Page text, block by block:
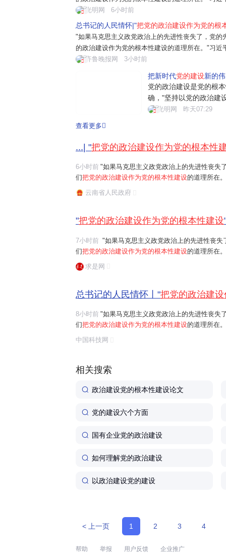
是保证全党服从中央，坚持党中央权威和集中统一
近平总书记曾讲过一个长征故事："红军过草
光明网 6小时前
总书记的人民情怀|"把党的政治建设作为党的根
"如果马克思主义政党政治上的先进性丧失了，党
的政治建设作为党的根本性建设的道理所在。"习
是保证全党服从中央，坚持党中央权威和集中统一
齐鲁晚报网 3小时前
把新时代党的建设新的
党的政治建设是党的根
确，"坚持以党的政治建
为核心的党中央把党的
光明网 昨天07:29
查看更多
...| "把党的政治建设作为党的根本性
6小时前 "如果马克思主义政党政治上的先进性丧失
们把党的政治建设作为党的根本性建设的道理所在
任务是保证全党服从中央,坚持党中央权威和集中
云南省人民政府
"把党的政治建设作为党的根本性建设
7小时前
们把党的政治建设作为党的根本性建设的道理所在。"习近
任务是保证全党服从中央,坚持党中央权威和集中统
求是网
总书记的人民情怀丨"把党的政治建
8小时前 "如果马克思主义政党政治上的先进性丧失
们把党的政治建设作为党的根本性建设的道理所在
任务是保证全党服从中央,坚持党中央权威和集中
中国科技网
相关搜索
政治建设党的根本性建设论文
党的建设六个方面
国有企业党的政治建设
如何理解党的政治建设
以政治建设党的建设
< 上一页 1 2 3 4
帮助 举报 用户反馈 企业推广